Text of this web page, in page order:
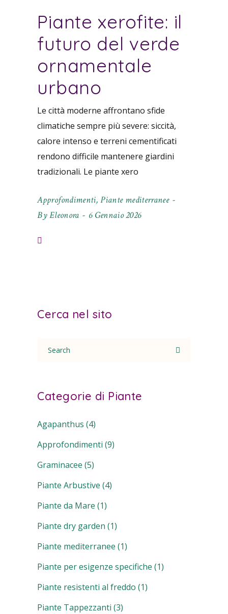
Piante xerofite: il
futuro del verde
ornamentale
urbano
Le città moderne affrontano sfide
climatiche sempre più severe: siccità,
calore intenso e terreni cementificati
rendono difficile mantenere giardini
tradizionali. Le piante xero
Approfondimenti,Piante mediterranee
ByEleonora 6 Gennaio 2026
Cerca nel sito
for:
Categorie di Piante
Agapanthus (4)
Approfondimenti (9)
Graminacee (5)
Piante Arbustive (4)
Piante da Mare (1)
Piante dry garden (1)
Piante mediterranee (1)
Piante per esigenze specifiche (1)
Piante resistenti al freddo (1)
Piante Tappezzanti (3)